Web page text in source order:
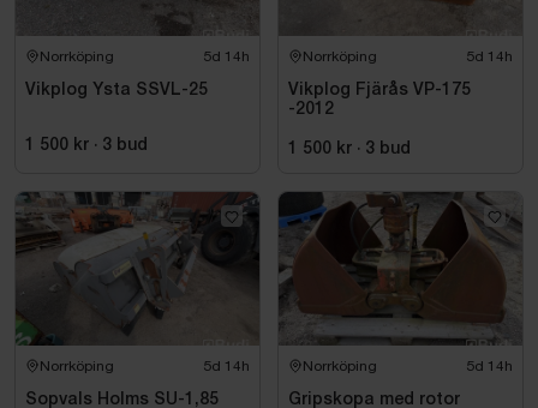
Norrköping 5d 14h
Vikplog Ysta SSVL-25
1 500 kr · 3 bud
Norrköping 5d 14h
Vikplog Fjärås VP-175
-2012
1 500 kr · 3 bud
Norrköping 5d 14h
Sopvals Holms SU-1,85
Norrköping 5d 14h
Gripskopa med rotor